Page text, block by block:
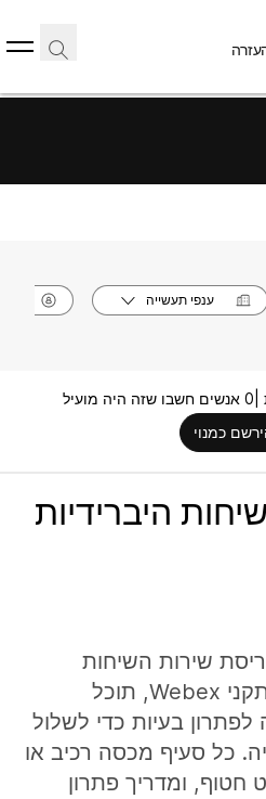
ענפי תעשייה
0 אנשים חשבו שזה היה מועיל
כמנוי
היברידיות
שירות השיחות
ההיברידי שלך עבור התקני Webex, תוכל
בעיות כדי לשלול
כל סעיף מכסה רכיב או
ומדריך פתרון